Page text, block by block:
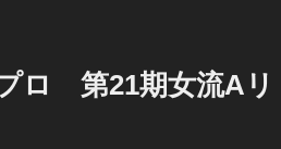
ロ 第21期女流Aリ